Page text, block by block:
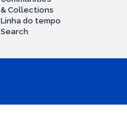
& Collections
Linha do tempo
Search